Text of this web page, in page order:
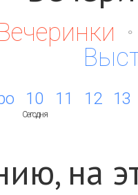
10
Сегодня
11 12 13
на